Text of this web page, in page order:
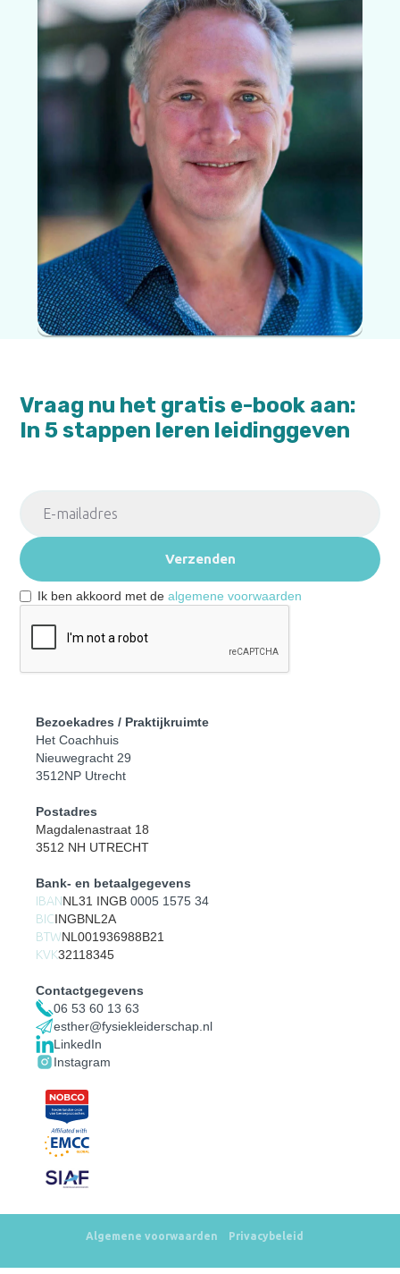
Vraag nu het gratis e-book aan:
In 5 stappen leren leidinggeven
Ik ben akkoord met dealgemene voorwaarden
Bezoekadres / Praktijkruimte
Het Coachhuis
Nieuwegracht 29
3512NP Utrecht
Postadres
Magdalenastraat 18
3512 NH UTRECHT
Bank- en betaalgegevens
IBANNL31 INGB 0005 1575 34
BICINGBNL2A
BTWNL001936988B21
KVK32118345
Contactgegevens
06 53 60 13 63
esther@fysiekleiderschap.nl
LinkedIn
Instagram
Algemene voorwaarden Privacybeleid